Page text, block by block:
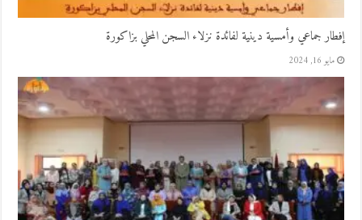
إفطار جماعي وأمسية دينية لفائدة نزلاء السجن المحلي بزاكورة
مايو 16, 2024